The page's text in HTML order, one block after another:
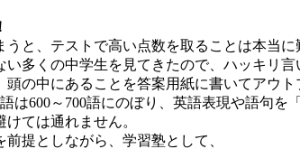
と、テストで高い点数を取ることは本当に
多くの中学生を見てきたので、ハッキリ言
の中にあることを答案用紙に書いてアウ
語は600～700語にのぼり、英語表現や語句
ては通れません。
提としながら、学習塾として、